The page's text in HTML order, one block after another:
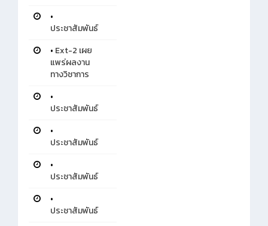
•
ประชาสัมพันธ์
• Ext-2 เผย
แพร่ผลงาน
ทางวิชาการ
•
ประชาสัมพันธ์
•
ประชาสัมพันธ์
•
ประชาสัมพันธ์
•
ประชาสัมพันธ์